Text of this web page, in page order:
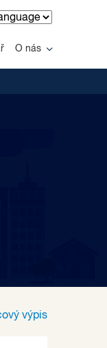
O nás
výpis